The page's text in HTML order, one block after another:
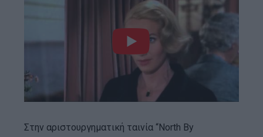
Στην αριστουργηματική ταινία “North By